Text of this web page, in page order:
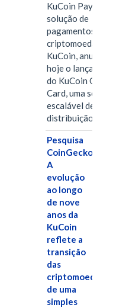
KuCoin Pay,
solução de
pagamentos em
criptomoedas da
KuCoin,
hoje o
do KuCoin Gift
Card, uma
escalável de
distribuição de…
Pesquisa
CoinGecko:
A
evolução
ao longo
de nove
anos da
KuCoin
reflete a
transição
das
criptomoedas
de uma
simples